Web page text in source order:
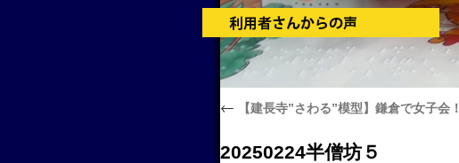
← 【建長寺”さわる”模型】鎌倉で女子会！
20250224半僧坊５